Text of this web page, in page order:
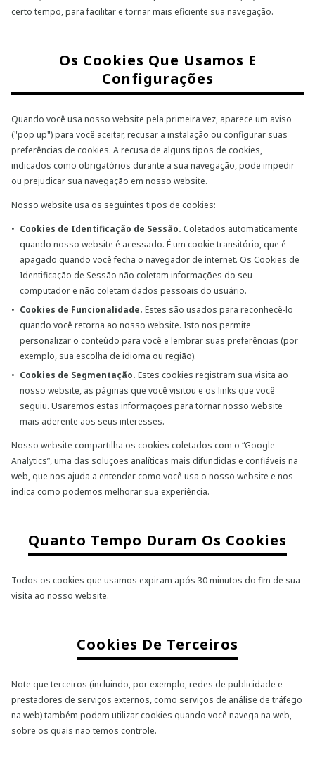
certo tempo, para facilitar e tornar mais eficiente sua navegação.
Os Cookies Que Usamos E
Configurações
Quando você usa nosso website pela primeira vez, aparece um aviso
("pop up") para você aceitar, recusar a instalação ou configurar suas
preferências de cookies. A recusa de alguns tipos de cookies,
indicados como obrigatórios durante a sua navegação, pode impedir
ou prejudicar sua navegação em nosso website.
Nosso website usa os seguintes tipos de cookies:
Cookies de Identificação de Sessão. Coletados automaticamente
quando nosso website é acessado. É um cookie transitório, que é
apagado quando você fecha o navegador de internet. Os Cookies de
Identificação de Sessão não coletam informações do seu
computador e não coletam dados pessoais do usuário.
Cookies de Funcionalidade. Estes são usados para reconhecê-lo
quando você retorna ao nosso website. Isto nos permite
personalizar o conteúdo para você e lembrar suas preferências (por
exemplo, sua escolha de idioma ou região).
Cookies de Segmentação. Estes cookies registram sua visita ao
nosso website, as páginas que você visitou e os links que você
seguiu. Usaremos estas informações para tornar nosso website
mais aderente aos seus interesses.
Nosso website compartilha os cookies coletados com o “Google
Analytics”, uma das soluções analíticas mais difundidas e confiáveis na
web, que nos ajuda a entender como você usa o nosso website e nos
indica como podemos melhorar sua experiência.
Quanto Tempo Duram Os Cookies
Todos os cookies que usamos expiram após 30 minutos do fim de sua
visita ao nosso website.
Cookies De Terceiros
Note que terceiros (incluindo, por exemplo, redes de publicidade e
prestadores de serviços externos, como serviços de análise de tráfego
na web) também podem utilizar cookies quando você navega na web,
sobre os quais não temos controle.